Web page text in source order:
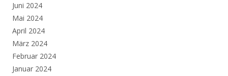
Juni 2024
Mai 2024
April 2024
März 2024
Februar 2024
Januar 2024